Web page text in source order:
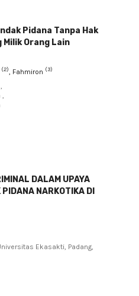
Pidana Tanpa Hak
Milik Orang Lain
(2) , Fahmiron (3)
DALAM UPAYA
NARKOTIKA DI
Ekasakti, Padang,